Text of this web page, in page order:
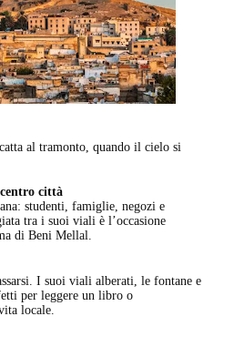
al tramonto, quando il cielo si
città
studenti, famiglie, negozi e
tra i suoi viali è l’occasione
di Beni Mellal.
I suoi viali alberati, le fontane e
per leggere un libro o
locale.